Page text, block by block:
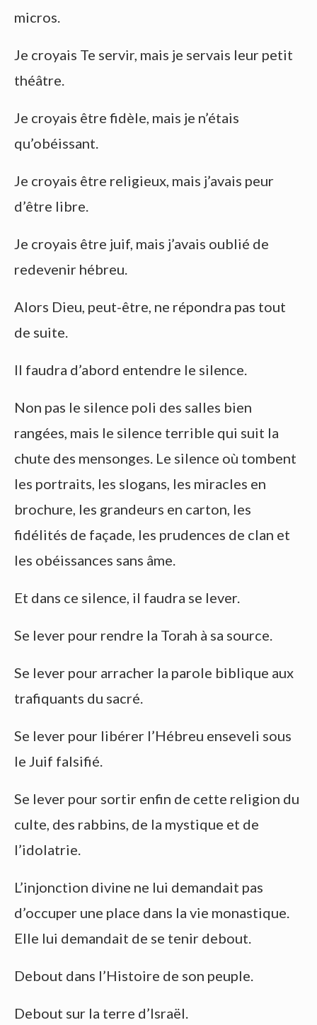
micros.
Je croyais Te servir, mais je servais leur petit
théâtre.
Je croyais être fidèle, mais je n’étais
qu’obéissant.
Je croyais être religieux, mais j’avais peur
d’être libre.
Je croyais être juif, mais j’avais oublié de
redevenir hébreu.
Alors Dieu, peut-être, ne répondra pas tout
de suite.
Il faudra d’abord entendre le silence.
Non pas le silence poli des salles bien
rangées, mais le silence terrible qui suit la
chute des mensonges. Le silence où tombent
les portraits, les slogans, les miracles en
brochure, les grandeurs en carton, les
fidélités de façade, les prudences de clan et
les obéissances sans âme.
Et dans ce silence, il faudra se lever.
Se lever pour rendre la Torah à sa source.
Se lever pour arracher la parole biblique aux
trafiquants du sacré.
Se lever pour libérer l’Hébreu enseveli sous
le Juif falsifié.
Se lever pour sortir enfin de cette religion du
culte, des rabbins, de la mystique et de
l’idolatrie.
L’injonction divine ne lui demandait pas
d’occuper une place dans la vie monastique.
Elle lui demandait de se tenir debout.
Debout dans l’Histoire de son peuple.
Debout sur la terre d’Israël.